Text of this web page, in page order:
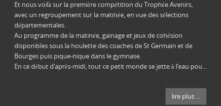
Et nous voilà sur la première compétition du Trophée Avenirs,
avec un regroupement sur la matinée, en vue des sélections
départementales.
Au programme de la matinée, gainage et jeux de cohésion
disponibles sous la houlette des coaches de St Germain et de
Bourges puis pique-nique dans le gymnase.
En ce début d’après-midi, tout ce petit monde se jette à l’eau pou...
lire plus ...